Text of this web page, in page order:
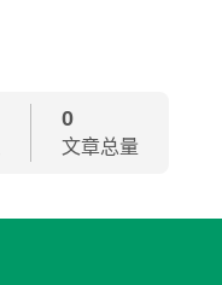
0
文章总量